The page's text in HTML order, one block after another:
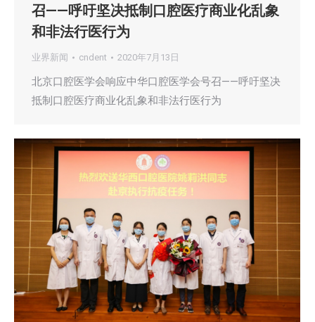
召——呼吁坚决抵制口腔医疗商业化乱象
和非法行医行为
业界新闻 cndent 2020年7月13日
北京口腔医学会响应中华口腔医学会号召——呼吁坚决
抵制口腔医疗商业化乱象和非法行医行为